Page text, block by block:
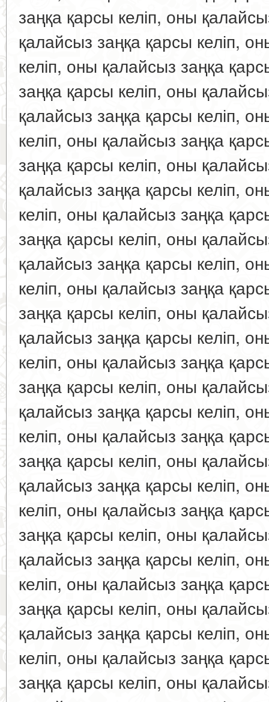
заңқа қарсы келіп, оны
қалайсыз заңқа қарсы келіп,
келіп, оны қалайсыз заңқа
заңқа қарсы келіп, оны
қалайсыз заңқа қарсы келіп,
келіп, оны қалайсыз заңқа
заңқа қарсы келіп, оны
қалайсыз заңқа қарсы келіп,
келіп, оны қалайсыз заңқа
заңқа қарсы келіп, оны
қалайсыз заңқа қарсы келіп,
келіп, оны қалайсыз заңқа
заңқа қарсы келіп, оны
қалайсыз заңқа қарсы келіп,
келіп, оны қалайсыз заңқа
заңқа қарсы келіп, оны
қалайсыз заңқа қарсы келіп,
келіп, оны қалайсыз заңқа
заңқа қарсы келіп, оны
қалайсыз заңқа қарсы келіп,
келіп, оны қалайсыз заңқа
заңқа қарсы келіп, оны
қалайсыз заңқа қарсы келіп,
келіп, оны қалайсыз заңқа
заңқа қарсы келіп, оны
қалайсыз заңқа қарсы келіп,
келіп, оны қалайсыз заңқа
заңқа қарсы келіп, оны